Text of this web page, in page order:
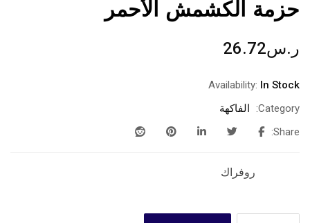
حزمة الكشمش الأحمر
ر.س26.72
Availability: In Stock
Category:
الفاكهة
Share:
روفراك